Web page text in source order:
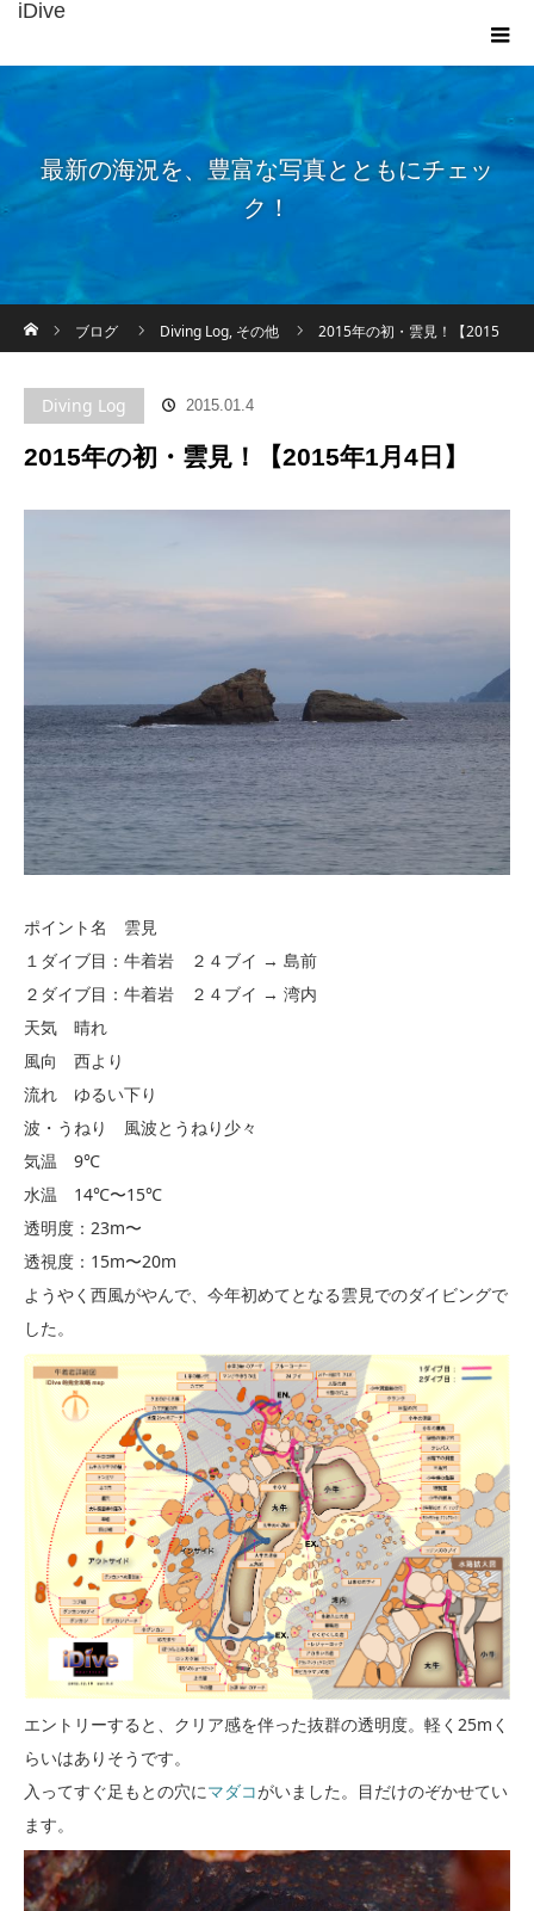
iDive
最新の海況を、豊富な写真とともにチェッ
ク！
ブログ
Diving Log, その他 2015年の初・雲見！【2015
Diving Log 2015.01.4
2015年の初・雲見！【2015年1月4日】
ポイント名 雲見
１ダイブ目：牛着岩 ２４ブイ → 島前
２ダイブ目：牛着岩 ２４ブイ → 湾内
天気 晴れ
風向 西より
流れ ゆるい下り
波・うねり 風波とうねり少々
気温 9℃
水温 14℃〜15℃
透明度：23m〜
透視度：15m〜20m
ようやく西風がやんで、今年初めてとなる雲見でのダイビングで
した。
エントリーすると、クリア感を伴った抜群の透明度。軽く25mく
らいはありそうです。
入ってすぐ足もとの穴にマダコがいました。目だけのぞかせてい
ます。